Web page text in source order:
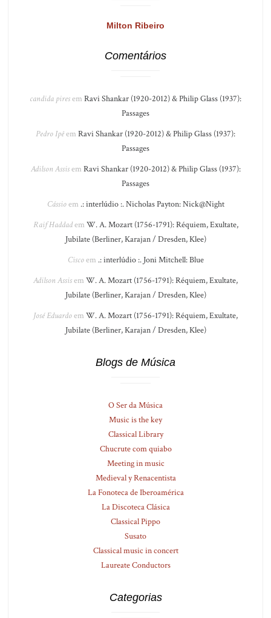
Milton Ribeiro
Comentários
candida piresem Ravi Shankar (1920-2012) & Philip Glass (1937):
Passages
Pedro Ipêem Ravi Shankar (1920-2012) & Philip Glass (1937):
Passages
Adilson Assisem Ravi Shankar (1920-2012) & Philip Glass (1937):
Passages
Cássioem .: interlúdio :. Nicholas Payton: Nick@Night
Raif Haddadem W. A. Mozart (1756-1791): Réquiem, Exultate,
Jubilate (Berliner, Karajan / Dresden, Klee)
Ciscoem .: interlúdio :. Joni Mitchell: Blue
Adilson Assisem W. A. Mozart (1756-1791): Réquiem, Exultate,
Jubilate (Berliner, Karajan / Dresden, Klee)
José Eduardoem W. A. Mozart (1756-1791): Réquiem, Exultate,
Jubilate (Berliner, Karajan / Dresden, Klee)
Blogs de Música
O Ser da Música
Music is the key
Classical Library
Chucrute com quiabo
Meeting in music
Medieval y Renacentista
La Fonoteca de Iberoamérica
La Discoteca Clásica
Classical Pippo
Susato
Classical music in concert
Laureate Conductors
Categorias